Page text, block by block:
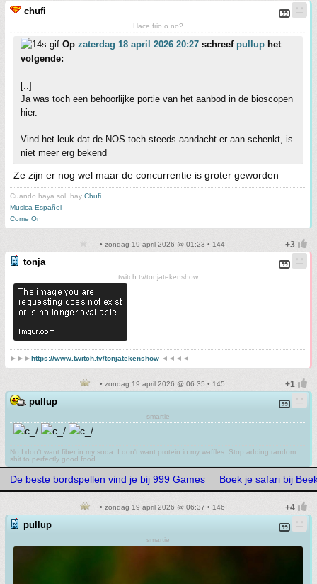
chufi
Hace frio o no?
Op zaterdag 18 april 2026 20:27 schreef pullup het
volgende:
[..]
Ja was toch een behoorlijke portie van het aanbod in de bioscopen
hier.
Vind het leuk dat de NOS toch steeds aandacht er aan schenkt, is
niet meer erg bekend
Ze zijn er nog wel maar de concurrentie is groter geworden
Cuando haya sol, hay Chufi
Musica Español
Come On
• zondag 19 april 2026 @ 01:23 • 144
tonja
twitch.tv/tonjatekenshow
►►► https://www.twitch.tv/tonjatekenshow ◄◄◄◄
• zondag 19 april 2026 @ 06:35 • 145
pullup
smartie
No I don't want fiber in my soda. I don't want protein in my waffles. Stop adding random
shit to perfectly good food.
De beste bordspellen vind je bij 999 Games Boek je safari bij
• zondag 19 april 2026 @ 06:37 • 146
pullup
smartie